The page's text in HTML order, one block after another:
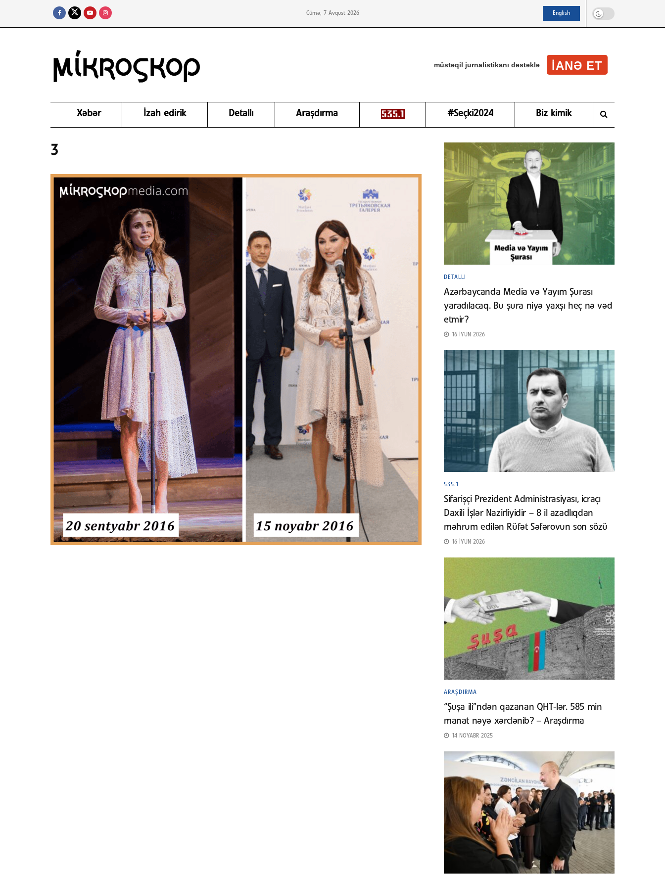
Cümə, 7 Avqust 2026 English
müstəqil jurnalistikanı dəstəklə IANƏ ET
Xəbər İzah edirik Detallı Araşdırma #Seçki2024 Biz kimik
3
DETALLI
Azərbaycanda Media və Yayım Şurası
yaradılacaq. Bu şura niyə yaxşı heç nə vəd
etmir?
16 İYUN 2026
535.1
Sifarişçi Prezident Administrasiyası, icraçı
Daxili İşlər Nazirliyidir – 8 il azadlıqdan
məhrum edilən Rüfət Səfərovun son sözü
16 İYUN 2026
ARAŞDIRMA
“Şuşa ili”ndən qazanan QHT-lər. 585 min
manat nəyə xərclənib? – Araşdırma
14 NOYABR 2025